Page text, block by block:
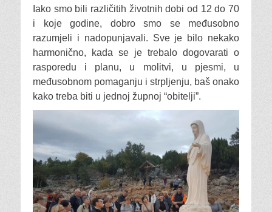
Iako smo bili različitih životnih dobi od 12 do 70
i koje godine, dobro smo se međusobno
razumjeli i nadopunjavali. Sve je bilo nekako
harmonično, kada se je trebalo dogovarati o
rasporedu i planu, u molitvi, u pjesmi, u
međusobnom pomaganju i strpljenju, baš onako
kako treba biti u jednoj župnoj “obitelji”.